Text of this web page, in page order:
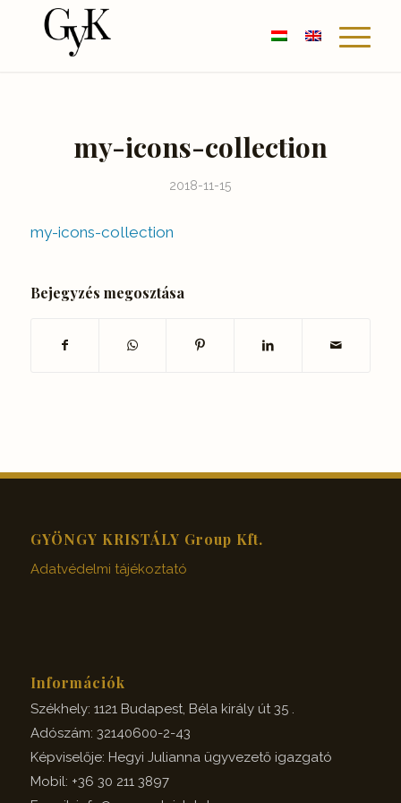
my-icons-collection
2018-11-15
my-icons-collection
Bejegyzés megosztása
GYÖNGY KRISTÁLY Group Kft.
Adatvédelmi tájékoztató
Információk
Székhely: 1121 Budapest, Béla király út 35 .
Adószám: 32140600-2-43
Képviselője: Hegyi Julianna ügyvezető igazgató
Mobil: +36 30 211 3897